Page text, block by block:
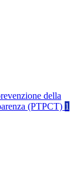
della
(PTPCT) 1